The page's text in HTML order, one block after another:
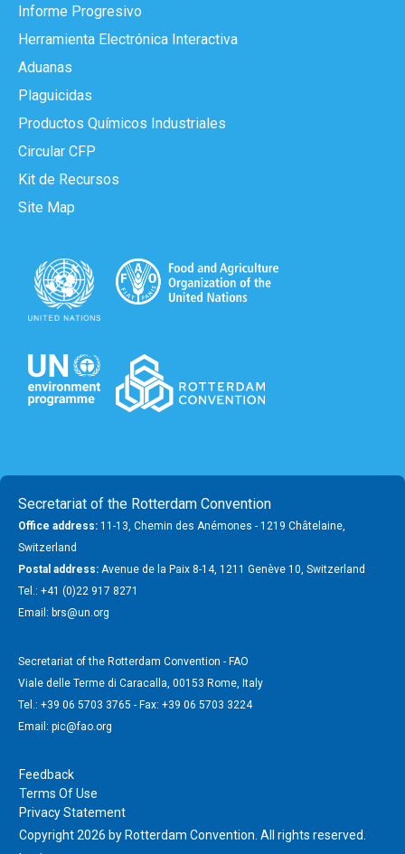
Informe Progresivo
Herramienta Electrónica Interactiva
Aduanas
Plaguicidas
Productos Químicos Industriales
Circular CFP
Kit de Recursos
Site Map
Secretariat of the Rotterdam Convention
Office address: 11-13, Chemin des Anémones - 1219 Châtelaine,
Switzerland
Postal address: Avenue de la Paix 8-14, 1211 Genève 10, Switzerland
Tel.: +41 (0)22 917 8271
Email: brs@un.org
Secretariat of the Rotterdam Convention - FAO
Viale delle Terme di Caracalla, 00153 Rome, Italy
Tel.: +39 06 5703 3765 - Fax: +39 06 5703 3224
Email: pic@fao.org
Feedback
Terms Of Use
Privacy Statement
Copyright 2026 by Rotterdam Convention. All rights reserved.